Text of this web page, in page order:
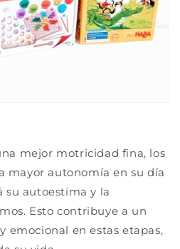
mejor motricidad fina, los
mayor autonomía en su día
su autoestima y la
Esto contribuye a un
emocional en estas etapas,